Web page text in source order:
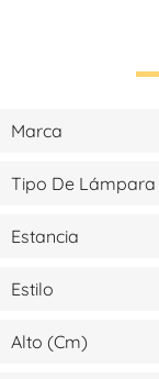
Marca
Tipo De Lámpara
Estancia
Estilo
Alto (cm)